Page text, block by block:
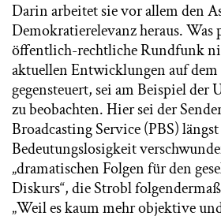
Darin arbeitet sie vor allem den
Demokratierelevanz heraus. Was
öffentlich-rechtliche Rundfunk
aktuellen Entwicklungen auf
gegensteuert, sei am Beispiel der
zu beobachten. Hier sei der
Broadcasting Service (PBS)
Bedeutungslosigkeit
„dramatischen Folgen für den
Diskurs“, die Strobl
„Weil es kaum mehr objektive